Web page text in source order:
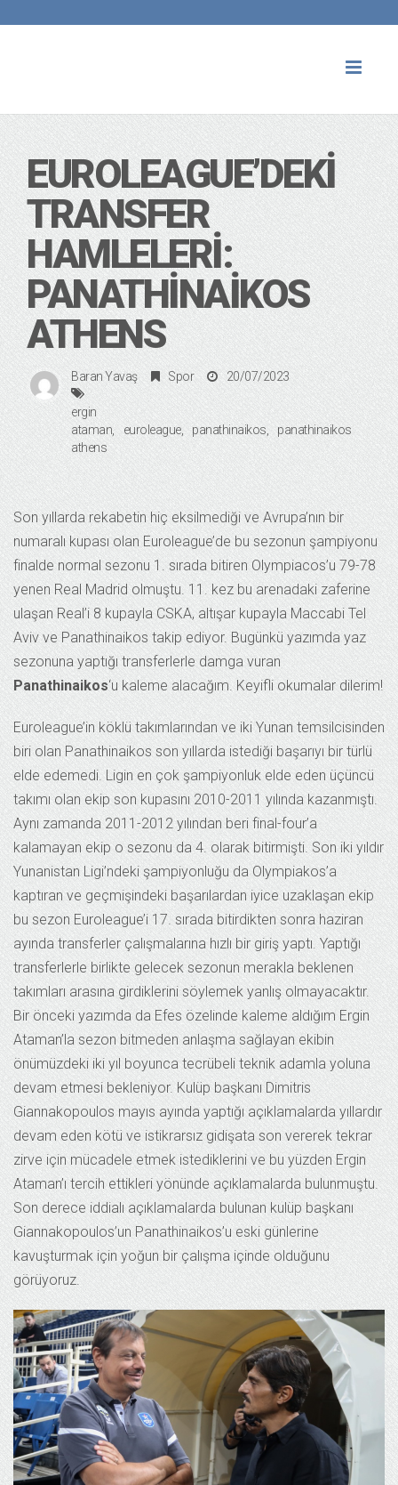
EUROLEAGUE’DEKI
TRANSFER
HAMLELERI:
PANATHINAIKOS
ATHENS
Baran Yavaş Spor 20/07/2023
ergin
ataman
euroleague panathinaikos
panathinaikos
athens
Son yıllarda rekabetin hiç eksilmediği ve Avrupa’nın bir
numaralı kupası olan Euroleague’de bu sezonun şampiyonu
finalde normal sezonu 1. sırada bitiren Olympiacos’u 79-78
yenen Real Madrid olmuştu. 11. kez bu arenadaki zaferine
ulaşan Real’i 8 kupayla CSKA, altışar kupayla Maccabi Tel
Aviv ve Panathinaikos takip ediyor. Bugünkü yazımda yaz
sezonuna yaptığı transferlerle damga vuran
Panathinaikos‘u kaleme alacağım. Keyifli okumalar dilerim!
Euroleague’in köklü takımlarından ve iki Yunan temsilcisinden
biri olan Panathinaikos son yıllarda istediği başarıyı bir türlü
elde edemedi. Ligin en çok şampiyonluk elde eden üçüncü
takımı olan ekip son kupasını 2010-2011 yılında kazanmıştı.
Aynı zamanda 2011-2012 yılından beri final-four’a
kalamayan ekip o sezonu da 4. olarak bitirmişti. Son iki yıldır
Yunanistan Ligi’ndeki şampiyonluğu da Olympiakos’a
kaptıran ve geçmişindeki başarılardan iyice uzaklaşan ekip
bu sezon Euroleague’i 17. sırada bitirdikten sonra haziran
ayında transferler çalışmalarına hızlı bir giriş yaptı. Yaptığı
transferlerle birlikte gelecek sezonun merakla beklenen
takımları arasına girdiklerini söylemek yanlış olmayacaktır.
Bir önceki yazımda da Efes özelinde kaleme aldığım Ergin
Ataman’la sezon bitmeden anlaşma sağlayan ekibin
önümüzdeki iki yıl boyunca tecrübeli teknik adamla yoluna
devam etmesi bekleniyor. Kulüp başkanı Dimitris
Giannakopoulos mayıs ayında yaptığı açıklamalarda yıllardır
devam eden kötü ve istikrarsız gidişata son vererek tekrar
zirve için mücadele etmek istediklerini ve bu yüzden Ergin
Ataman’ı tercih ettikleri yönünde açıklamalarda bulunmuştu.
Son derece iddialı açıklamalarda bulunan kulüp başkanı
Giannakopoulos’un Panathinaikos’u eski günlerine
kavuşturmak için yoğun bir çalışma içinde olduğunu
görüyoruz.